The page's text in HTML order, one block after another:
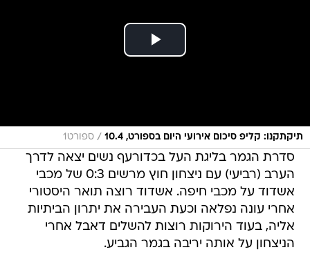
תיקתקנו: קליפ סיכום אירועי היום בספורט, 10.4 / ספורט1
סדרת הגמר בליגת העל בכדורעף נשים יצאה לדרך
הערב (רביעי) עם ניצחון חוץ מרשים 0:3 של מכבי
אשדוד על מכבי חיפה. אשדוד רוצה תואר היסטורי
אחרי עונה נפלאה וכעת העבירה את יתרון הביתיות
אליה, בעוד הירוקות רוצות להשלים דאבל אחרי
הניצחון על אותה יריבה בגמר הגביע.